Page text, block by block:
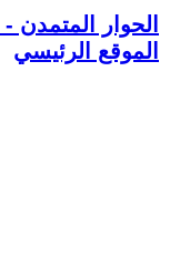
الحوار المتمدن
الموقع الرئيسي